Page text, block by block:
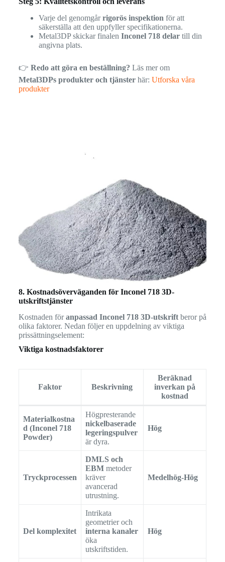
Varje del genomgårrigorös inspektion för att
säkerställa att den uppfyller specifikationerna.
Metal3DP skickar finalen Inconel 718 delartill din
angivna plats.
👉 Redo att göra en beställning? Läs mer om
Metal3DPs produkter och tjänsterhär: Utforska våra
produkter
8. Kostnadsöverväganden för Inconel 718 3D-
utskriftstjänster
Kostnaden föranpassad Inconel 718 3D-utskriftberor på
olika faktorer. Nedan följer en uppdelning av viktiga
prissättningselement:
Viktiga kostnadsfaktorer
Faktor Beskrivning
Beräknad
inverkan på
kostnad
Materialkostna
d (Inconel 718
Powder)
Högpresterande
nickelbaserade
legeringspulver
är dyra.
Hög
Tryckprocessen
DMLS och
EBMmetoder
kräver
avancerad
utrustning.
Medelhög-Hög
Del komplexitet
Intrikata
geometrier och
interna kanaler
öka
utskriftstiden.
Hög